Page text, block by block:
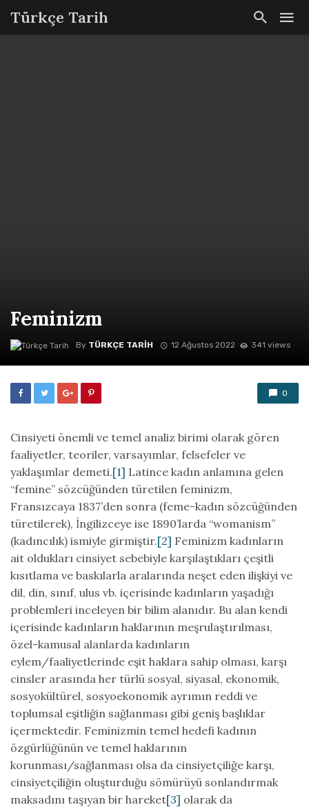
Türkçe Tarih
Feminizm
By TÜRKÇE TARIH 12 Ağustos 2022 341 views
0
Cinsiyeti önemli ve temel analiz birimi olarak gören
faaliyetler, teoriler, varsayımlar, felsefeler ve
yaklaşımlar demeti.[1] Latince kadın anlamına gelen
“femine” sözcüğünden türetilen feminizm,
Fransızcaya 1837’den sonra (feme-kadın sözcüğünden
türetilerek), İngilizceye ise 1890’larda “womanism”
(kadıncılık) ismiyle girmiştir.[2] Feminizm kadınların
ait oldukları cinsiyet sebebiyle karşılaştıkları çeşitli
kısıtlama ve baskılarla aralarında neşet eden ilişkiyi ve
dil, din, sınıf, ulus vb. içerisinde kadınların yaşadığı
problemleri inceleyen bir bilim alanıdır. Bu alan kendi
içerisinde kadınların haklarının meşrulaştırılması,
özel-kamusal alanlarda kadınların
eylem/faaliyetlerinde eşit haklara sahip olması, karşı
cinsler arasında her türlü sosyal, siyasal, ekonomik,
sosyokültürel, sosyoekonomik ayrımın reddi ve
toplumsal eşitliğin sağlanması gibi geniş başlıklar
içermektedir. Feminizmin temel hedefi kadının
özgürlüğünün ve temel haklarının
korunması/sağlanması olsa da cinsiyetçiliğe karşı,
cinsiyetçiliğin oluşturduğu sömürüyü sonlandırmak
maksadını taşıyan bir hareket[3] olarak da